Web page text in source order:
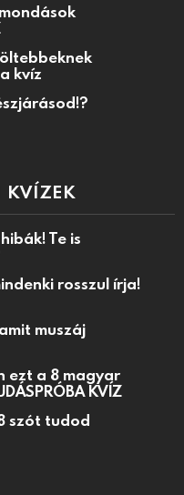
kvíz
KVÍZEK
Te is
rosszul írja!
muszáj
ezt a 8 magyar
KVÍZ
szót tudod